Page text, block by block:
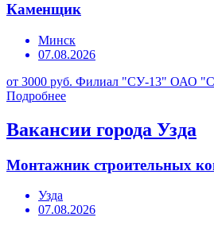
Каменщик
Минск
07.08.2026
от 3000 руб. Филиал "СУ-13" ОАО
Подробнее
Вакансии города Узда
Монтажник строительных
Узда
07.08.2026